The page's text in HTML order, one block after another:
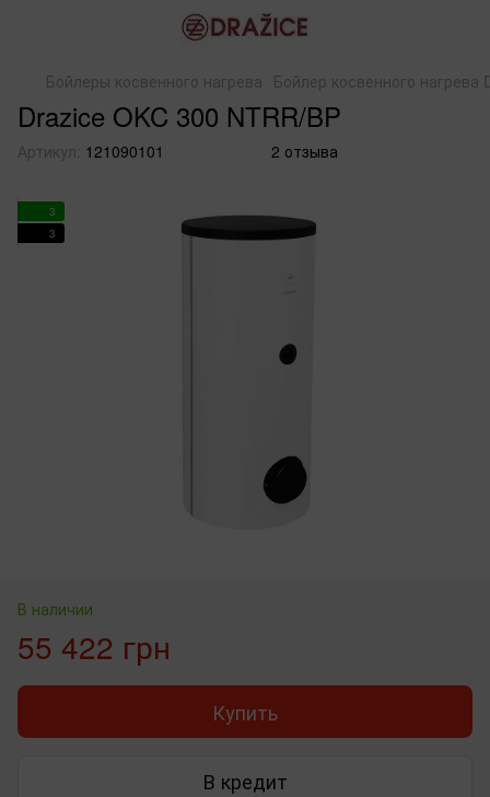
Бойлеры косвенного нагрева Бойлер косвенного нагрева
Drazice OKC 300 NTRR/BP
Артикул: 121090101 2 отзыва
3
3
В наличии
55 422 грн
Купить
В кредит